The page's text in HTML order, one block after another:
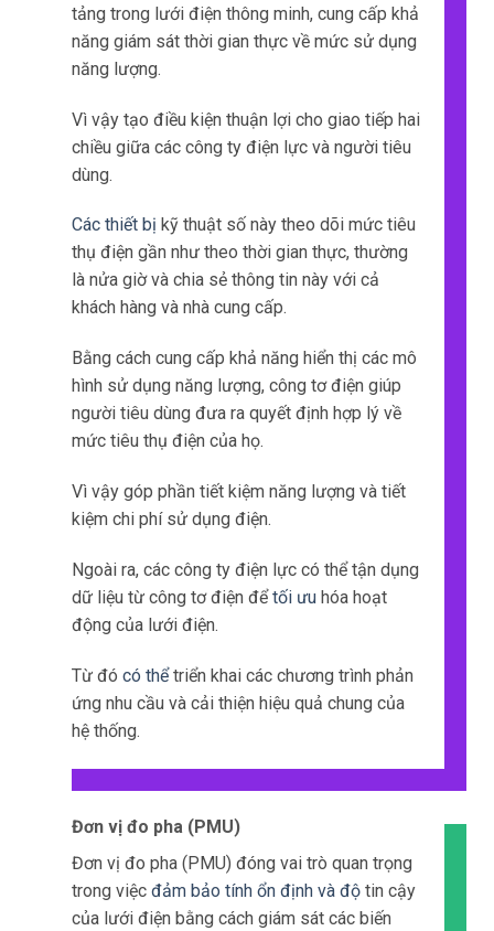
tảng trong lưới điện thông minh, cung cấp khả
năng giám sát thời gian thực về mức sử dụng
năng lượng.
Vì vậy tạo điều kiện thuận lợi cho giao tiếp hai
chiều giữa các công ty điện lực và người tiêu
dùng.
Các thiết bị kỹ thuật số này theo dõi mức tiêu
thụ điện gần như theo thời gian thực, thường
là nửa giờ và chia sẻ thông tin này với cả
khách hàng và nhà cung cấp.
Bằng cách cung cấp khả năng hiển thị các mô
hình sử dụng năng lượng, công tơ điện giúp
người tiêu dùng đưa ra quyết định hợp lý về
mức tiêu thụ điện của họ.
Vì vậy góp phần tiết kiệm năng lượng và tiết
kiệm chi phí sử dụng điện.
Ngoài ra, các công ty điện lực có thể tận dụng
dữ liệu từ công tơ điện đểtối ưu hóa hoạt
động của lưới điện.
Từ đó có thểtriển khai các chương trình phản
ứng nhu cầu và cải thiện hiệu quả chung của
hệ thống.
Đơn vị đo pha (PMU)
Đơn vị đo pha (PMU) đóng vai trò quan trọng
trong việc đảm bảo tính ổn định và độ tin cậy
của lưới điện bằng cách giám sát các biến